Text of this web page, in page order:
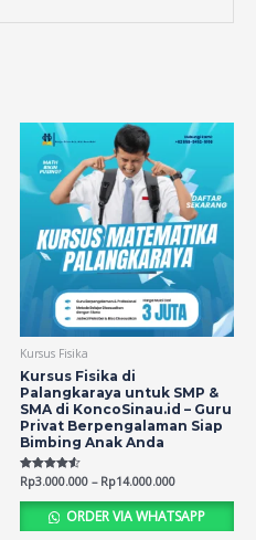
Kursus Fisika
Kursus Fisika di
Palangkaraya untuk SMP &
SMA di KoncoSinau.id – Guru
Privat Berpengalaman Siap
Bimbing Anak Anda
Rated
4.51
out of 5
Rp3.000.000 – Rp14.000.000
ORDER VIA WHATSAPP